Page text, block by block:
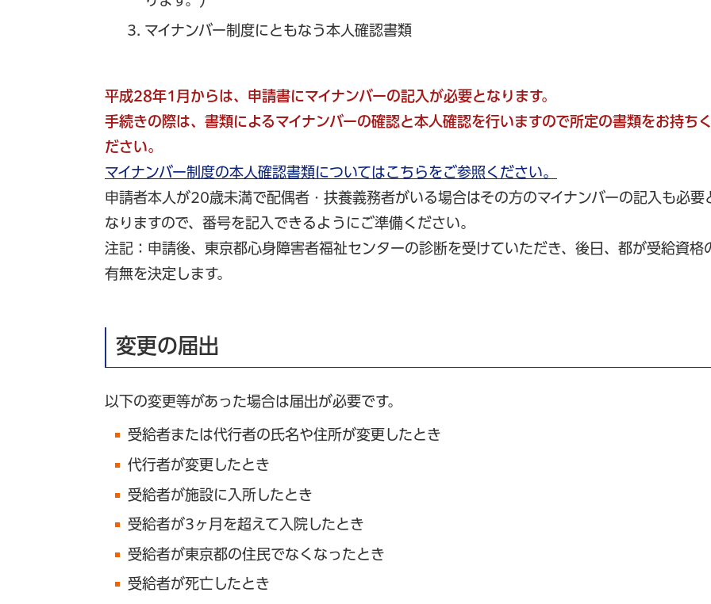
マイナンバー制度にともなう本人確認書類
平成28年1月からは、申請書にマイナンバーの記入が必要となります。
手続きの際は、書類によるマイナンバーの確認と本人確認を行いますので所定の書類をお持ちく
ださい。
マイナンバー制度の本人確認書類についてはこちらをご参照ください。
申請者本人が20歳未満で配偶者・扶養義務者がいる場合はその方のマイナンバーの記入も必要
なりますので、番号を記入できるようにご準備ください。
注記：申請後、東京都心身障害者福祉センターの診断を受けていただき、後日、都が受給資格
有無を決定します。
変更の届出
以下の変更等があった場合は届出が必要です。
受給者または代行者の氏名や住所が変更したとき
代行者が変更したとき
受給者が施設に入所したとき
受給者が3ヶ月を超えて入院したとき
受給者が東京都の住民でなくなったとき
受給者が死亡したとき